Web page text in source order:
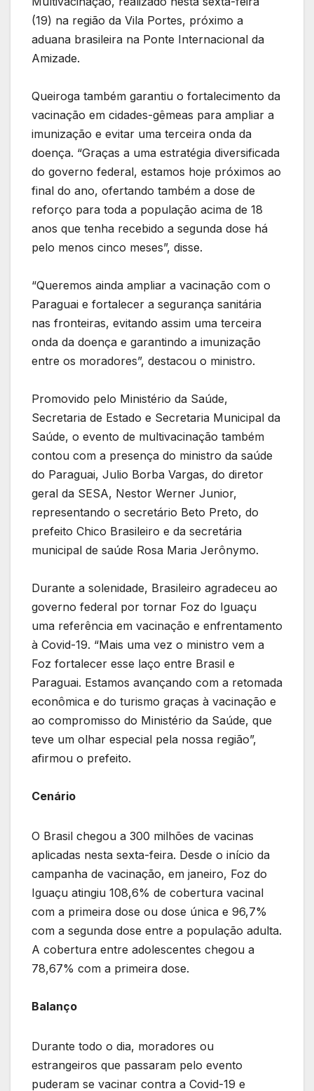
(19) na região da Vila Portes, próximo a
aduana brasileira na Ponte Internacional da
Amizade.
Queiroga também garantiu o fortalecimento da
vacinação em cidades-gêmeas para ampliar a
imunização e evitar uma terceira onda da
doença. “Graças a uma estratégia diversificada
do governo federal, estamos hoje próximos ao
final do ano, ofertando também a dose de
reforço para toda a população acima de 18
anos que tenha recebido a segunda dose há
pelo menos cinco meses”, disse.
“Queremos ainda ampliar a vacinação com o
Paraguai e fortalecer a segurança sanitária
nas fronteiras, evitando assim uma terceira
onda da doença e garantindo a imunização
entre os moradores”, destacou o ministro.
Promovido pelo Ministério da Saúde,
Secretaria de Estado e Secretaria Municipal da
Saúde, o evento de multivacinação também
contou com a presença do ministro da saúde
do Paraguai, Julio Borba Vargas, do diretor
geral da SESA, Nestor Werner Junior,
representando o secretário Beto Preto, do
prefeito Chico Brasileiro e da secretária
municipal de saúde Rosa Maria Jerônymo.
Durante a solenidade, Brasileiro agradeceu ao
governo federal por tornar Foz do Iguaçu
uma referência em vacinação e enfrentamento
à Covid-19. “Mais uma vez o ministro vem a
Foz fortalecer esse laço entre Brasil e
Paraguai. Estamos avançando com a retomada
econômica e do turismo graças à vacinação e
ao compromisso do Ministério da Saúde, que
teve um olhar especial pela nossa região”,
afirmou o prefeito.
Cenário
O Brasil chegou a 300 milhões de vacinas
aplicadas nesta sexta-feira. Desde o início da
campanha de vacinação, em janeiro, Foz do
Iguaçu atingiu 108,6% de cobertura vacinal
com a primeira dose ou dose única e 96,7%
com a segunda dose entre a população adulta.
A cobertura entre adolescentes chegou a
78,67% com a primeira dose.
Balanço
Durante todo o dia, moradores ou
estrangeiros que passaram pelo evento
puderam se vacinar contra a Covid-19 e